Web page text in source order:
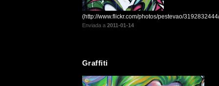
(http://www.flickr.com/photos/pestevao/
Enviada a 2011-01-14
Graffiti